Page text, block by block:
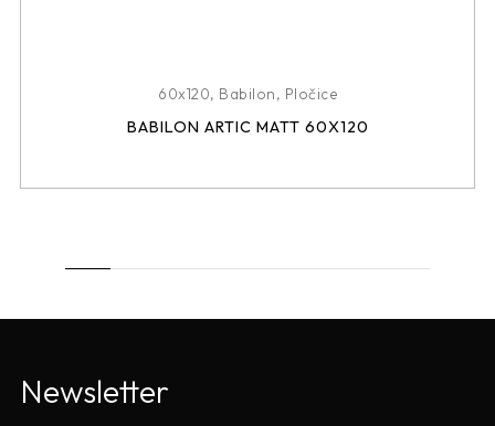
60x120, Babilon, Pločice
BABILON ARTIC MATT 60X120
Newsletter